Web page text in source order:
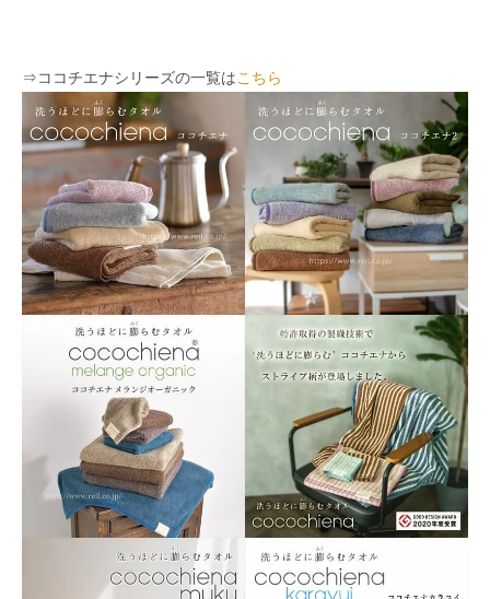
⇒ココチエナシリーズの一覧はこちら